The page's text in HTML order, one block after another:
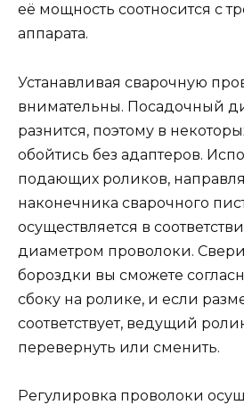
её мощность соотносится с
аппарата.
Устанавливая сварочную
внимательны. Посадочный
разнится, поэтому в
обойтись без адаптеров.
подающих роликов,
наконечника сварочного
осуществляется в
диаметром проволоки.
бороздки вы сможете
сбоку на ролике, и если
соответствует, ведущий
перевернуть или сменить.
Регулировка проволоки